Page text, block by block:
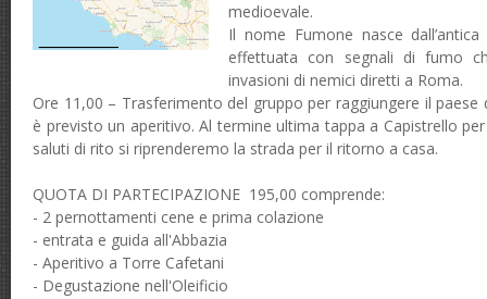
medioevale.
Il nome Fumone nasce
effettuata con segnali di fumo
invasioni di nemici diretti a Roma.
Ore 11,00 – Trasferimento del gruppo per raggiungere il paese
è previsto un aperitivo. Al termine ultima tappa a Capistrello
saluti di rito si riprenderemo la strada per il ritorno a casa.
QUOTA DI PARTECIPAZIONE 195,00 comprende:
- 2 pernottamenti cene e prima colazione
- entrata e guida all'Abbazia
- Aperitivo a Torre Cafetani
- Degustazione nell'Oleificio